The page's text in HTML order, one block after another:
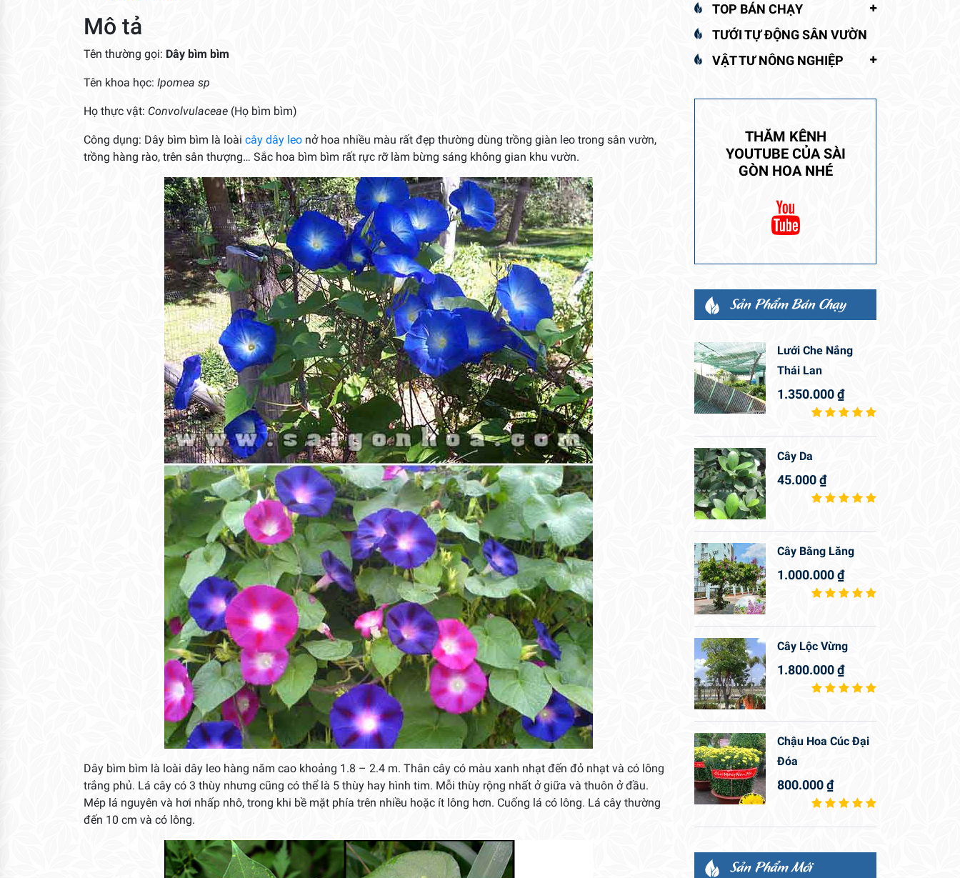
Mô tả
Tên thường gọi: Dây bìm bìm
Tên khoa học: Ipomea sp
Họ thực vật: Convolvulaceae (Họ bìm bìm)
Công dụng: Dây bìm bìm là loài cây dây leo nở hoa nhiều màu rất đẹp thường dùng trồng giàn leo trong sân vườn,
trồng hàng rào, trên sân thượng… Sắc hoa bìm bìm rất rực rỡ làm bừng sáng không gian khu vườn.
Dây bìm bìm là loài dây leo hàng năm cao khoảng 1.8 – 2.4 m. Thân cây có màu xanh nhạt đến đỏ nhạt và có lông
trắng phủ. Lá cây có 3 thùy nhưng cũng có thể là 5 thùy hay hình tim. Mỗi thùy rộng nhất ở giữa và thuôn ở đầu.
Mép lá nguyên và hơi nhấp nhô, trong khi bề mặt phía trên nhiều hoặc ít lông hơn. Cuống lá có lông. Lá cây thường
đến 10 cm và có lông.
TOP BÁN CHẠY
TƯỚI TỰ ĐỘNG SÂN VƯỜN
VẬT TƯ NÔNG NGHIỆP
THĂM KÊNH
YOUTUBE CỦA SÀI
GÒN HOA NHÉ
Sản Phẩm Bán Chạy
Lưới Che Nắng
Thái Lan
1.350.000₫
Cây Da
45.000₫
Cây Bằng Lăng
1.000.000₫
Cây Lộc Vừng
1.800.000₫
Chậu Hoa Cúc Đại
Đóa
800.000₫
Sản Phẩm Mới